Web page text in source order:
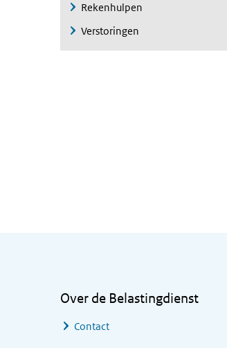
Rekenhulpen
Verstoringen
Over de Belastingdienst
Contact